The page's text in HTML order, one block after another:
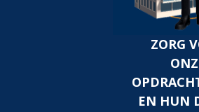
ZORG
EN HUN